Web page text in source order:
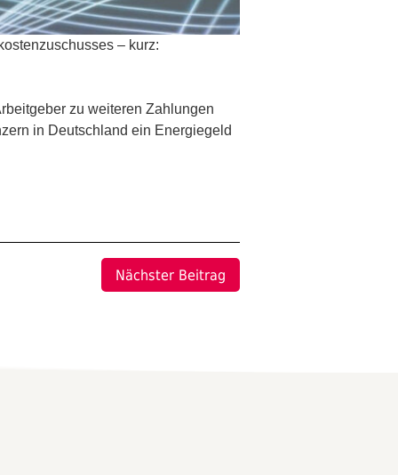
– kurz:
zu weiteren Zahlungen
in Deutschland ein Energiegeld
Nächster Beitrag